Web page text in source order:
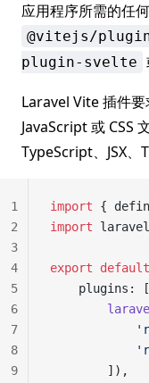
应用程序所需的任
@vitejs/
plugin-svelte
Laravel Vite 插件
JavaScript 或 CSS
TypeScript、JSX、
import {
import laravel
export default
    plugins: [
        ]),
1
2
3
4
5
6
7
8
9